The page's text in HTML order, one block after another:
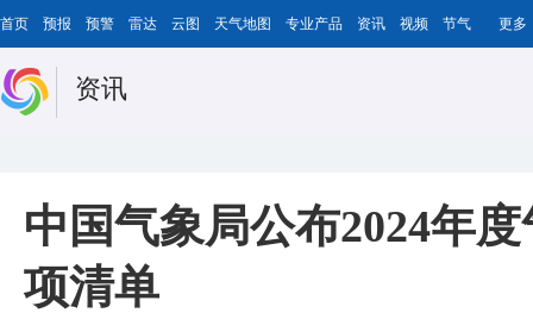
首页 预报 预警 雷达 云图 天气地图 专业产品 资讯 视频 节气 更多
资讯
中国气象局公布2024年
项清单